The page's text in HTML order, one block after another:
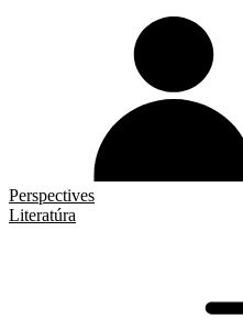
Perspectives
Literatúra